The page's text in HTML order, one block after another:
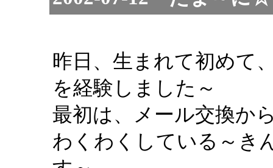
昨日、生まれて初めて
を経験しました～
最初は、メール交換か
わくわくしている～き